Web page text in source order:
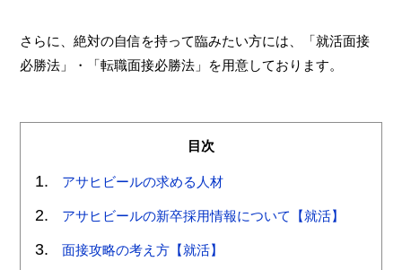
さらに、絶対の自信を持って臨みたい方には、「就活面接
必勝法」・「転職面接必勝法」を用意しております。
目次
アサヒビールの求める人材
アサヒビールの新卒採用情報について【就活】
面接攻略の考え方【就活】